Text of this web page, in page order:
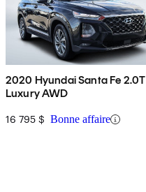
2020 Hyundai Santa Fe 2.0T
Luxury AWD
16 795 $ Bonne affaire